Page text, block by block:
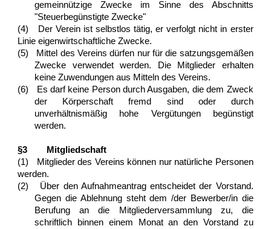
gemeinnützige Zwecke im Sinne des Abschnitts
"Steuerbegünstigte Zwecke"
(4) Der Verein ist selbstlos tätig, er verfolgt nicht in erster
Linie eigenwirtschaftliche Zwecke.
(5) Mittel des Vereins dürfen nur für die satzungsgemäßen
Zwecke verwendet werden. Die Mitglieder erhalten
keine Zuwendungen aus Mitteln des Vereins.
(6) Es darf keine Person durch Ausgaben, die dem Zweck
der Körperschaft fremd sind oder durch
unverhältnismäßig hohe Vergütungen begünstigt
werden.
§3 Mitgliedschaft
(1) Mitglieder des Vereins können nur natürliche Personen
werden.
(2) Über den Aufnahmeantrag entscheidet der Vorstand.
Gegen die Ablehnung steht dem /der Bewerber/in die
Berufung an die Mitgliederversammlung zu, die
schriftlich binnen einem Monat an den Vorstand zu